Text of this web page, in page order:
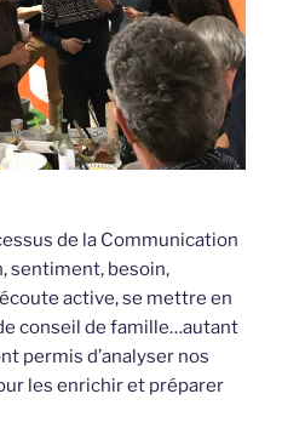
de la Communication
sentiment, besoin,
active, se mettre en
conseil de famille…autant
permis d’analyser nos
les enrichir et préparer